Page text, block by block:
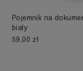
Pojemnik na
biały
59,00 zł